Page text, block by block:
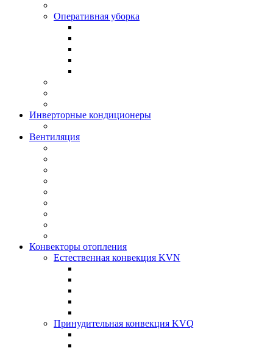
Оперативная уборка
Инверторные кондиционеры
Вентиляция
Конвекторы отопления
Естественная конвекция KVN
Принудительная конвекция KVQ